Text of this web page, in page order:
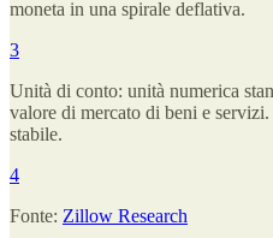
moneta in una spirale deflativa.
3
Unità di conto: unità numerica
valore di mercato di beni e servizi.
stabile.
4
Fonte: Zillow Research